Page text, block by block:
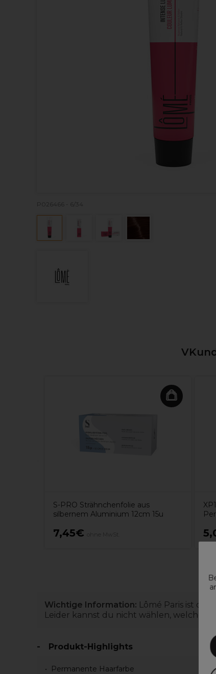
P026466 - 6/34
S-PRO Strähnchenfolie aus
silbernem Aluminium 12cm 15u
7,45€
Wichtige Information: Lômé Paris ist
Leider kannst du nicht wählen, welche
Produkt-Highlights
Permanente Haarfarbe